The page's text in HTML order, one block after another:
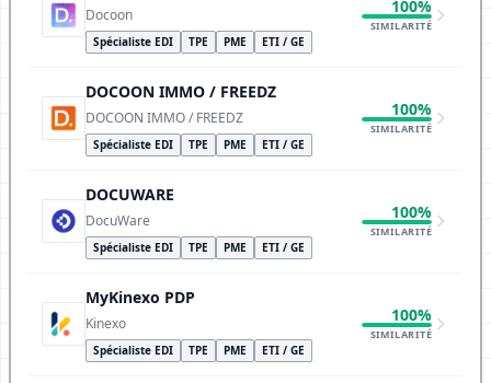
Docoon
Spécialiste EDI TPE PME ETI / GE
100%
SIMILARITÉ
DOCOON IMMO / FREEDZ
DOCOON IMMO / FREEDZ
Spécialiste EDI TPE PME ETI / GE
100%
SIMILARITÉ
DOCUWARE
DocuWare
Spécialiste EDI TPE PME ETI / GE
100%
SIMILARITÉ
MyKinexo PDP
Kinexo
Spécialiste EDI TPE PME ETI / GE
100%
SIMILARITÉ